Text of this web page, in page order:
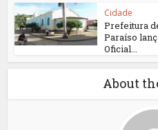
Cidade
Prefeitura
Paraíso
Oficial...
About